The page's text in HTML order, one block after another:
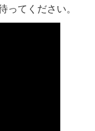
てください。